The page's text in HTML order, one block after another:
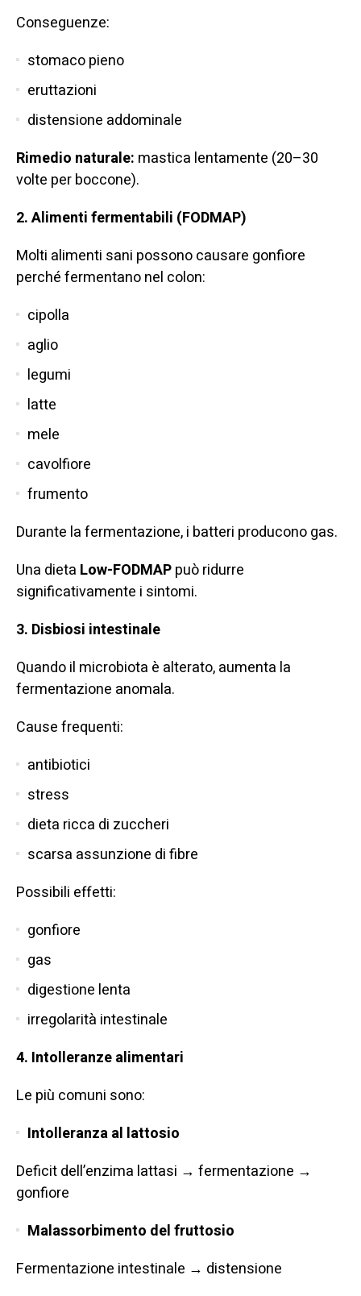
Conseguenze:
stomaco pieno
eruttazioni
distensione addominale
Rimedio naturale: mastica lentamente (20–30
volte per boccone).
2. Alimenti fermentabili (FODMAP)
Molti alimenti sani possono causare gonfiore
perché fermentano nel colon:
cipolla
aglio
legumi
latte
mele
cavolfiore
frumento
Durante la fermentazione, i batteri producono gas.
Una dieta Low-FODMAPpuò ridurre
significativamente i sintomi.
3. Disbiosi intestinale
Quando il microbiota è alterato, aumenta la
fermentazione anomala.
Cause frequenti:
antibiotici
stress
dieta ricca di zuccheri
scarsa assunzione di fibre
Possibili effetti:
gonfiore
gas
digestione lenta
irregolarità intestinale
4. Intolleranze alimentari
Le più comuni sono:
Intolleranza al lattosio
Deficit dell’enzima lattasi → fermentazione →
gonfiore
Malassorbimento del fruttosio
Fermentazione intestinale → distensione